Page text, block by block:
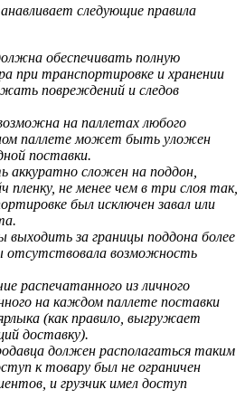
следующие правила
обеспечивать полную
при транспортировке и хранении
повреждений и следов
на паллетах любого
паллете может быть уложен
поставки.
аккуратно сложен на поддон,
пленку, не менее чем в три слоя так,
был исключен завал или
выходить за границы поддона более
отсутствовала возможность
распечатанного из личного
на каждом паллете поставки
(как правило, выгружает
доставку).
должен располагаться таким
к товару был не ограничен
и грузчик имел доступ